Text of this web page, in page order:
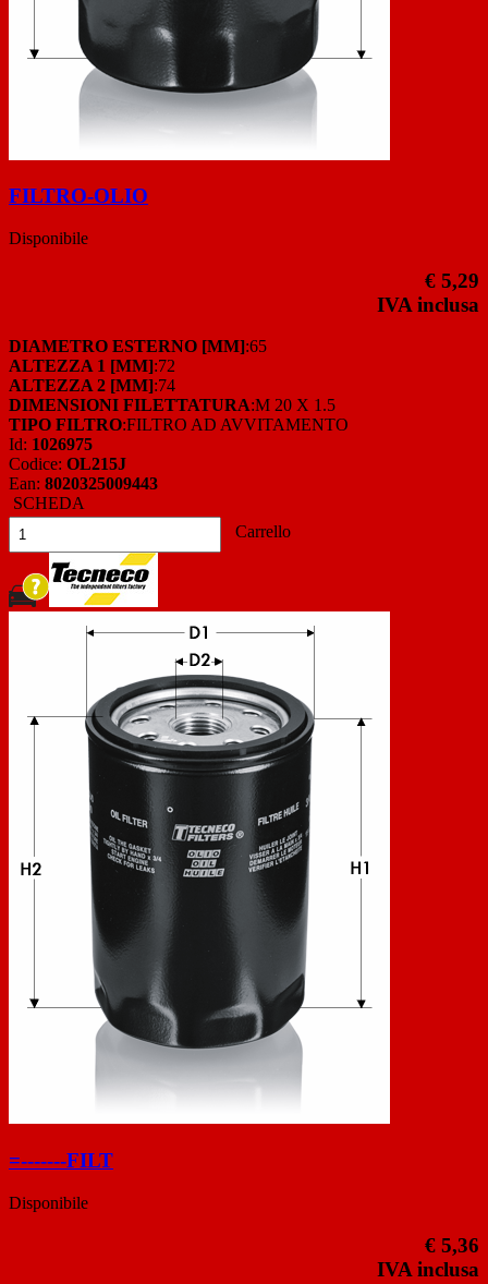
FILTRO-OLIO
Disponibile
€ 5,29
IVA inclusa
DIAMETRO ESTERNO [MM]:65
ALTEZZA 1 [MM]:72
ALTEZZA 2 [MM]:74
DIMENSIONI FILETTATURA:M 20 X 1.5
TIPO FILTRO:FILTRO AD AVVITAMENTO
Id: 1026975
Codice: OL215J
Ean: 8020325009443
SCHEDA
Carrello
=-------FILT
Disponibile
€ 5,36
IVA inclusa